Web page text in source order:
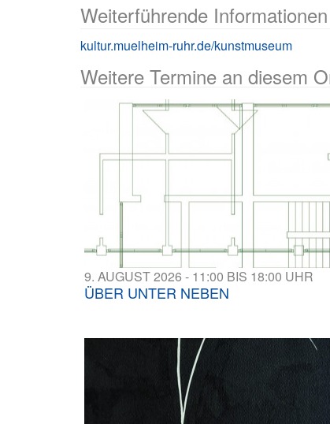
Weiterführende Informationen
kultur.muelheim-ruhr.de/kunstmuseum
Weitere Termine an diesem
9. AUGUST 2026 - 11:00 BIS 18:00 UHR
ÜBER UNTER NEBEN